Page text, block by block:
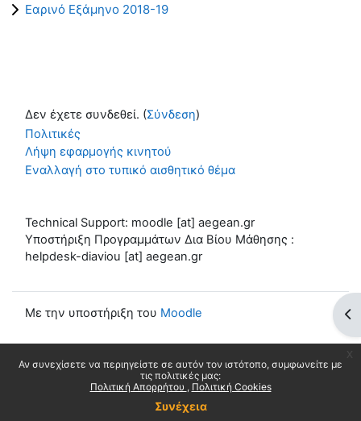
Αν συνεχίσετε να περιηγείστε σε αυτόν τον ιστότοπο, συμφωνείτε με
τις πολιτικές μας:
Πολιτική Απορρήτου
Πολιτική Cookies
Συνέχεια
Εαρινό Εξάμηνο 2018-19
Δεν έχετε συνδεθεί. (Σύνδεση)
Πολιτικές
Λήψη εφαρμογής κινητού
Εναλλαγή στο τυπικό αισθητικό θέμα
Technical Support: moodle [at] aegean.gr
Υποστήριξη Προγραμμάτων Δια Βίου Μάθησης :
helpdesk-diaviou [at] aegean.gr
Με την υποστήριξη του Moodle